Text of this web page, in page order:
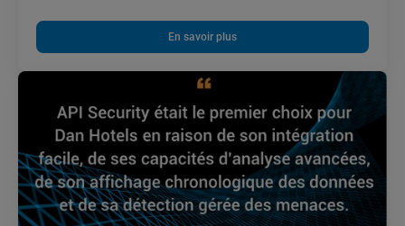
En savoir plus